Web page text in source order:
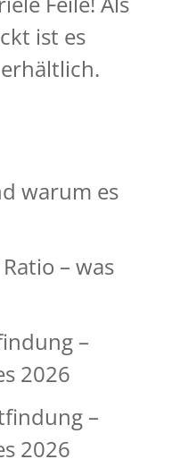
ist es
warum es
– was
–
2026
–
2026